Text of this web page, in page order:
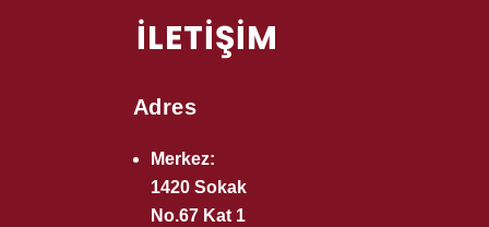
İLETİŞİM
Adres
Merkez:
1420 Sokak
No.67 Kat 1